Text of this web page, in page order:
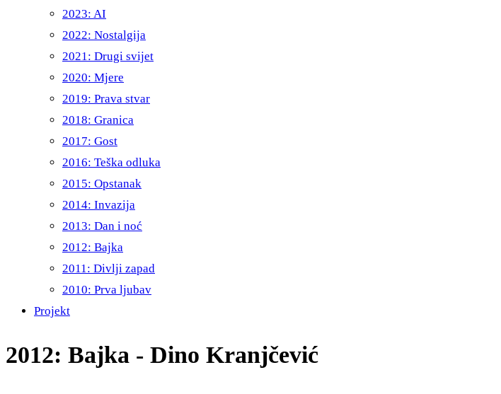
2023: AI
2022: Nostalgija
2021: Drugi svijet
2020: Mjere
2019: Prava stvar
2018: Granica
2017: Gost
2016: Teška odluka
2015: Opstanak
2014: Invazija
2013: Dan i noć
2012: Bajka
2011: Divlji zapad
2010: Prva ljubav
Projekt
2012: Bajka - Dino Kranjčević